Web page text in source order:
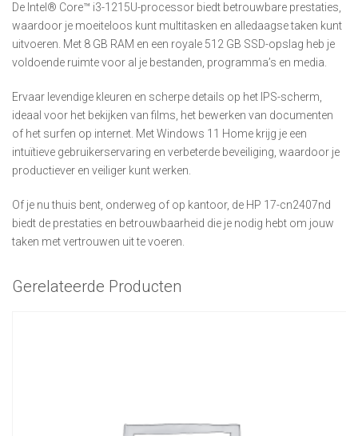
De Intel® Core™ i3-1215U-processor biedt betrouwbare prestaties,
waardoor je moeiteloos kunt multitasken en alledaagse taken kunt
uitvoeren. Met 8 GB RAM en een royale 512 GB SSD-opslag heb je
voldoende ruimte voor al je bestanden, programma’s en media.
Ervaar levendige kleuren en scherpe details op het IPS-scherm,
ideaal voor het bekijken van films, het bewerken van documenten
of het surfen op internet. Met Windows 11 Home krijg je een
intuïtieve gebruikerservaring en verbeterde beveiliging, waardoor je
productiever en veiliger kunt werken.
Of je nu thuis bent, onderweg of op kantoor, de HP 17-cn2407nd
biedt de prestaties en betrouwbaarheid die je nodig hebt om jouw
taken met vertrouwen uit te voeren.
Gerelateerde Producten